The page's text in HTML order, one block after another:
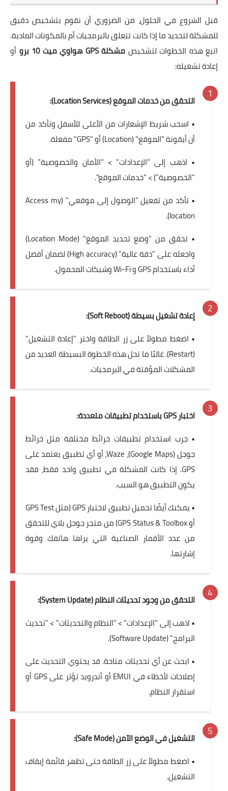
قبل الشروع في الحلول، من الضروري أن نقوم بتشخيص دقيق
للمشكلة لتحديد ما إذا كانت تتعلق بالبرمجيات أم بالمكونات المادية.
اتبع هذه الخطوات لتشخيص مشكلة GPS هواوي ميت 10 برو
أو
إعادة تشغيله:
التحقق من خدمات الموقع (Location Services):
• اسحب شريط الإشعارات من الأعلى للأسفل وتأكد من
أن أيقونة "الموقع" (Location) أو "GPS" مفعلة.
• اذهب إلى "الإعدادات" > "الأمان والخصوصية" (أو
"الخصوصية") > "خدمات الموقع".
• تأكد من تفعيل "الوصول إلى موقعي" (Access my
location).
• تحقق من "وضع تحديد الموقع" (Location Mode)
واجعله على "دقة عالية" (High accuracy) لضمان أفضل
أداء باستخدام GPS و Wi-Fi وشبكات المحمول.
إعادة تشغيل بسيطة (Soft Reboot):
• اضغط مطولاً على زر الطاقة واختر "إعادة التشغيل"
(Restart). غالبًا ما تحل هذه الخطوة البسيطة العديد من
المشكلات المؤقتة في البرمجيات.
اختبار GPS باستخدام تطبيقات متعددة:
• جرب استخدام تطبيقات خرائط مختلفة مثل خرائط
جوجل (Google Maps)، Waze، أو أي تطبيق يعتمد على
GPS. إذا كانت المشكلة في تطبيق واحد فقط، فقد
يكون التطبيق هو السبب.
• يمكنك أيضًا تحميل تطبيق لاختبار GPS (مثل GPS Test
أو GPS Status & Toolbox) من متجر جوجل بلاي للتحقق
من عدد الأقمار الصناعية التي يراها هاتفك وقوة
إشارتها.
التحقق من وجود تحديثات النظام (System Update):
• اذهب إلى "الإعدادات" > "النظام والتحديثات" > "تحديث
البرامج" (Software Update).
• ابحث عن أي تحديثات متاحة. قد يحتوي التحديث على
إصلاحات لأخطاء في EMUI أو أندرويد تؤثر على GPS أو
استقرار النظام.
التشغيل في الوضع الآمن (Safe Mode):
• اضغط مطولاً على زر الطاقة حتى تظهر قائمة إيقاف
التشغيل.